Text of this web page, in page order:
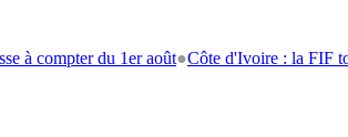
du 1er août●Côte d'Ivoire : la FIF tourne la